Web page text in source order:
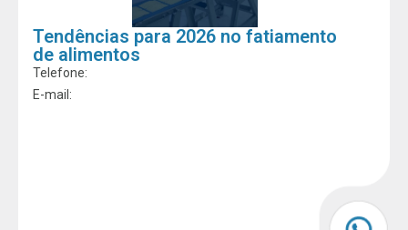
Tendências para 2026 no fatiamento
de alimentos
Telefone:
E-mail: